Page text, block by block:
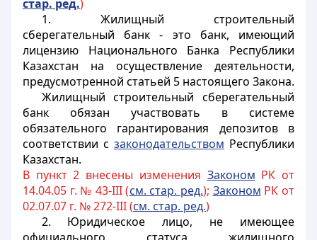
стар. ред.)
1. Жилищный строительный
сберегательный банк - это банк, имеющий
лицензию Национального Банка Республики
Казахстан на осуществление деятельности,
предусмотренной статьей 5 настоящего Закона.
Жилищный строительный сберегательный
банк обязан участвовать в системе
обязательного гарантирования депозитов в
соответствии с законодательством Республики
Казахстан.
В пункт 2 внесены изменения Законом РК от
14.04.05 г. № 43-III (см. стар. ред.); Законом РК от
02.07.07 г. № 272-III (см. стар. ред.)
2. Юридическое лицо, не имеющее